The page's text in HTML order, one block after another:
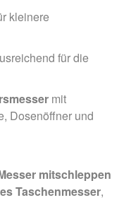
kleinere
für die
mit
Dosenöffner und
mitschleppen
Taschenmesser,